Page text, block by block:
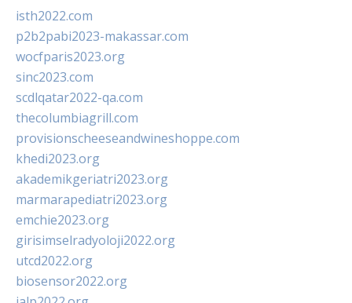
isth2022.com
p2b2pabi2023-makassar.com
wocfparis2023.org
sinc2023.com
scdlqatar2022-qa.com
thecolumbiagrill.com
provisionscheeseandwineshoppe.com
khedi2023.org
akademikgeriatri2023.org
marmarapediatri2023.org
emchie2023.org
girisimselradyoloji2022.org
utcd2022.org
biosensor2022.org